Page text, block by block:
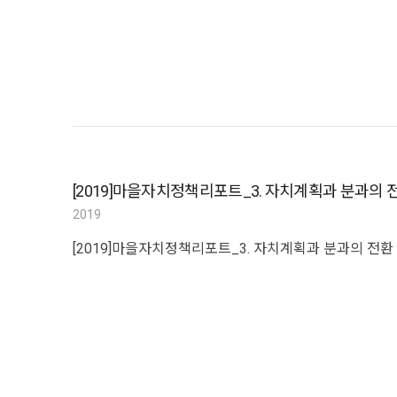
[2019]마을자치정책리포트_3. 자치계획과 분과의
2019
[2019]마을자치정책리포트_3. 자치계획과 분과의 전환